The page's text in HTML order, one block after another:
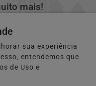
mais!
sua experiência
entendemos que
de Uso e